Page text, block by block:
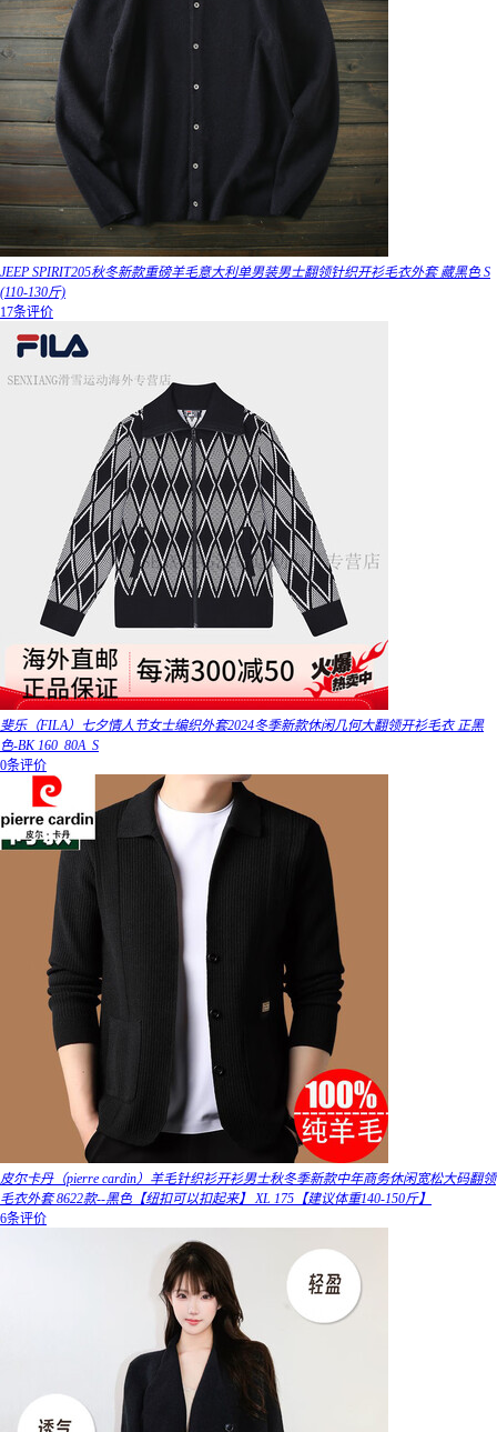
JEEP SPIRIT205秋冬新款重磅羊毛意大利单男装男士翻领针织开衫毛衣外套 藏黑色 S
(110-130斤)
17条评价
斐乐（FILA）七夕情人节女士编织外套2024冬季新款休闲几何大翻领开衫毛衣 正黑
色-BK 160_80A_S
0条评价
皮尔卡丹（pierre cardin）羊毛针织衫开衫男士秋冬季新款中年商务休闲宽松大码翻领
毛衣外套 8622款--黑色【纽扣可以扣起来】 XL 175【建议体重140-150斤】
6条评价